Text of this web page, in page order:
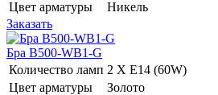
Цвет арматуры
Никель
Заказать
Бра B500-WB1-G
Количество ламп 2 Х E14 (60W)
Цвет арматуры
Золото